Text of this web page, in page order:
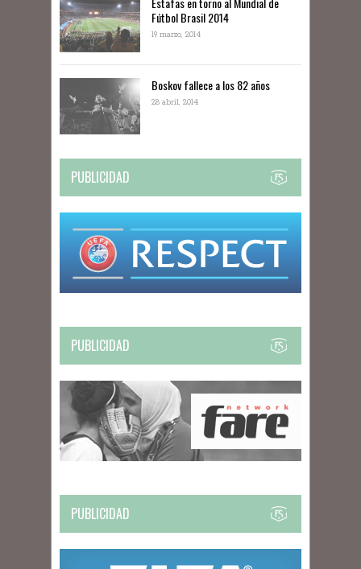
Fútbol Brasil 2014
19 marzo, 2014
Boskov fallece a los 82 años
28 abril, 2014
PUBLICIDAD
PUBLICIDAD
PUBLICIDAD